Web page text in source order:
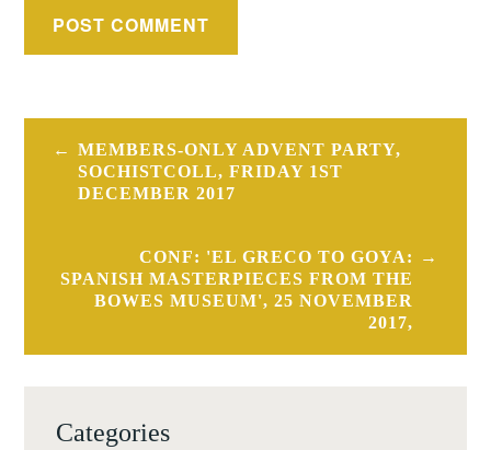
Post
navigation
MEMBERS-ONLY ADVENT PARTY,
SOCHISTCOLL, FRIDAY 1ST
DECEMBER 2017
CONF: 'EL GRECO TO GOYA:
SPANISH MASTERPIECES FROM THE
BOWES MUSEUM', 25 NOVEMBER
2017,
Categories